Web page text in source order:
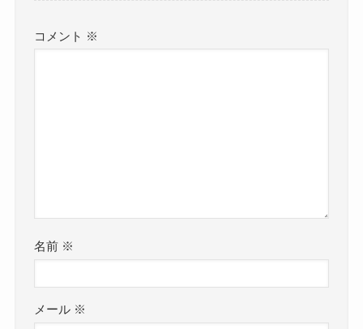
コメント ※
名前 ※
メール ※